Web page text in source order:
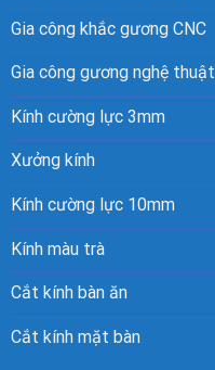
Gia công khắc gương CNC
Gia công gương nghệ thuật
Kính cường lực 3mm
Xưởng kính
Kính cường lực 10mm
Kính màu trà
Cắt kính bàn ăn
Cắt kính mặt bàn